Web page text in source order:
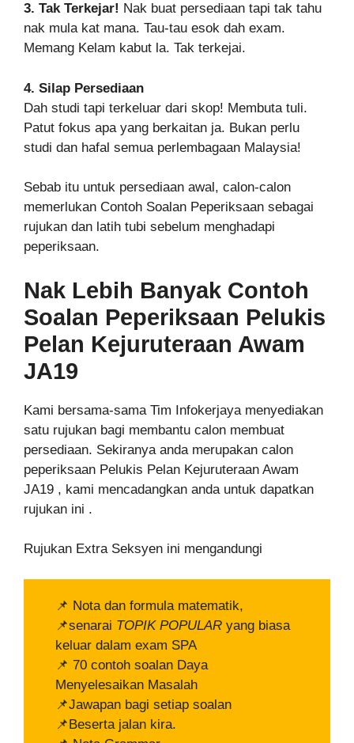
3. Tak Terkejar! Nak buat persediaan tapi tak tahu
nak mula kat mana. Tau-tau esok dah exam.
Memang Kelam kabut la. Tak terkejai.
4. Silap Persediaan
Dah studi tapi terkeluar dari skop! Membuta tuli.
Patut fokus apa yang berkaitan ja. Bukan perlu
studi dan hafal semua perlembagaan Malaysia!
Sebab itu untuk persediaan awal, calon-calon
memerlukan Contoh Soalan Peperiksaan sebagai
rujukan dan latih tubi sebelum menghadapi
peperiksaan.
Nak Lebih Banyak Contoh
Soalan Peperiksaan Pelukis
Pelan Kejuruteraan Awam
JA19
Kami bersama-sama Tim Infokerjaya menyediakan
satu rujukan bagi membantu calon membuat
persediaan. Sekiranya anda merupakan calon
peperiksaan Pelukis Pelan Kejuruteraan Awam
JA19 , kami mencadangkan anda untuk dapatkan
rujukan ini .
Rujukan Extra Seksyen ini mengandungi
📌 Nota dan formula matematik,
📌senarai TOPIK POPULAR yang biasa
keluar dalam exam SPA
📌 70 contoh soalan Daya
Menyelesaikan Masalah
📌Jawapan bagi setiap soalan
📌Beserta jalan kira.